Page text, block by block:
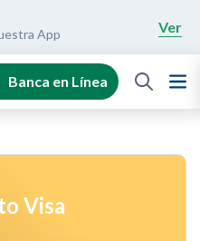
App Ver
Banca en Línea
Visa